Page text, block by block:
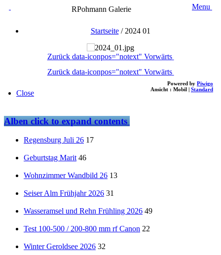
RPohmann Galerie Menu
Startseite/ 2024 01
Zurück data-iconpos="notext" Vorwärts
Zurück data-iconpos="notext" Vorwärts
Powered by Piwigo
Ansicht : Mobil | Standard
Close
Albenclick to expand contents
Regensburg Juli 26 17
Geburtstag Marit 46
Wohnzimmer Wandbild 26 13
Seiser Alm Frühjahr 2026 31
Wasseramsel und Rehn Frühling 2026 49
Test 100-500 / 200-800 mm rf Canon 22
Winter Geroldsee 2026 32